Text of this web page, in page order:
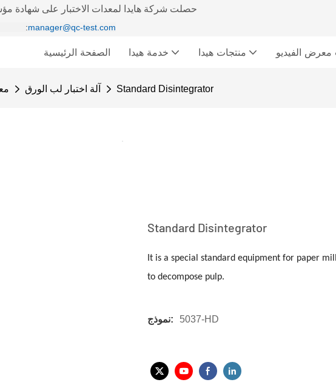
حصلت شركة هايدا لمعدات الاختبار على شهادة
+86-13602361535 البريد الإلكتروني:manager@qc-test.com
الصفحة الرئيسية خدمة هيدا منتجات هيدا
آلة اختبار لب الورق Standard Disintegrator
Standard Disintegrator
It is a special standard equipment for paper
to decompose pulp.
نموذج: 5037-HD